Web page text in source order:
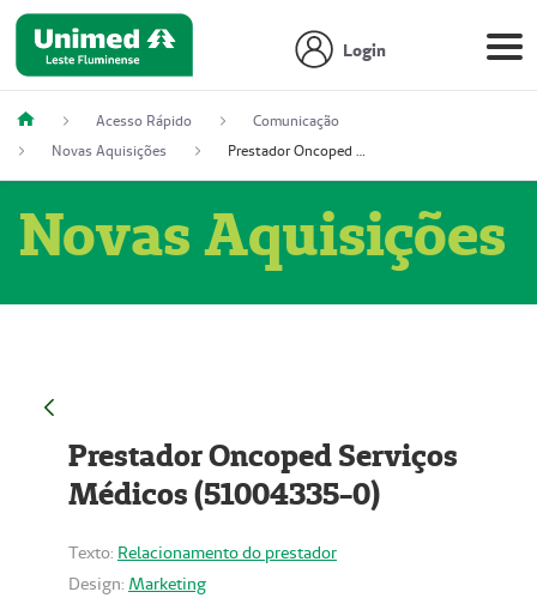
Login
Acesso Rápido
Comunicação
Novas Aquisições
Prestador Oncoped Serviços Médicos (51004335-0)
Novas Aquisições
Prestador Oncoped Serviços
Médicos (51004335-0)
Texto: Relacionamento do prestador
Design: Marketing